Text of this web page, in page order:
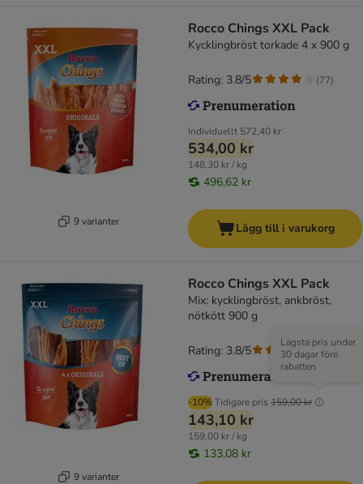
9 varianter
Rocco Chings XXL Pack
Kycklingbröst torkade 4 x 900 g
Individuellt 572,40 kr
534,00 kr
148,30 kr / kg
496,62 kr
Rating: 3.8/5 (77)
Lägg till i varukorg
9 varianter
Rocco Chings XXL Pack
Mix: kycklingbröst, ankbröst,
nötkött 900 g
-10%Tidigare pris 159,00 kr
Lägsta pris under
30 dagar före
rabatten
143,10 kr
159,00 kr / kg
133,08 kr
Rating: 3.8/5 (77)